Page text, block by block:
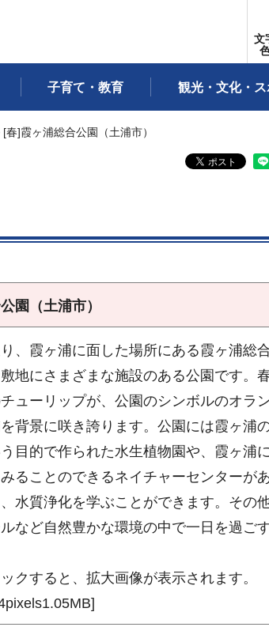
文
子育て・教育 観光・文化・
[春]霞ヶ浦総合公園（土浦市）
園（土浦市）
、霞ヶ浦に面した場所にある霞ヶ浦総
地にさまざまな施設のある公園です。
ューリップが、公園のシンボルのオラ
背景に咲き誇ります。公園には霞ヶ浦
目的で作られた水生植物園や、霞ヶ浦
ることのできるネイチャーセンターが
水質浄化を学ぶことができます。その
など自然豊かな環境の中で一日を過ご
クすると、拡大画像が表示されます。